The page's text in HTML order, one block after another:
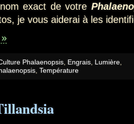
exact de votre
je vous aiderai à les
Phalaenopsis Engrais Lumière
Température